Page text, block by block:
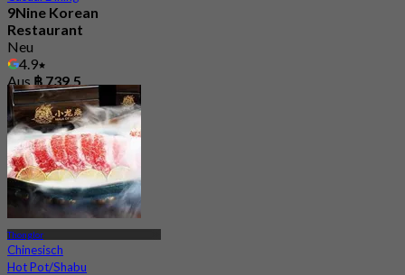
9Nine Korean
Restaurant
Neu
4.9
Aus฿ 739.5
Thonglor
Chinesisch
Hot Pot/Shabu